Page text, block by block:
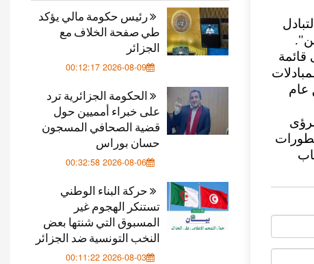
رئيس حكومة مالي يؤكد
طي صفحة الخلاف مع
الجزائر
2026-08-09 00:12:17
الحكومة الجزائرية ترد
على خبراء أمميين حول
قضية الصحافي المسجون
حسان بوراس
2026-08-06 00:32:58
حركة البناء الوطني
تستنكر الهجوم غير
المسبوق التي شنتها بعض
النخب التونسية ضد الجزائر
2026-08-03 00:11:22
قائمة
في أفق عام